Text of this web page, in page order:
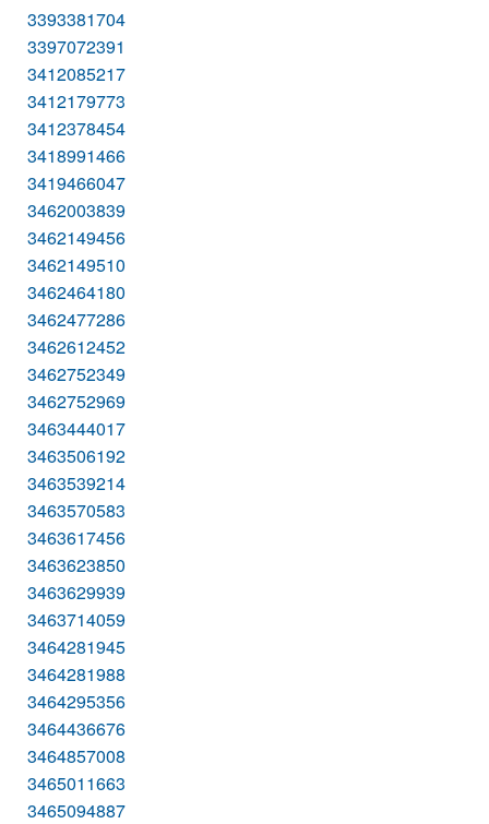
3393381704
3397072391
3412085217
3412179773
3412378454
3418991466
3419466047
3462003839
3462149456
3462149510
3462464180
3462477286
3462612452
3462752349
3462752969
3463444017
3463506192
3463539214
3463570583
3463617456
3463623850
3463629939
3463714059
3464281945
3464281988
3464295356
3464436676
3464857008
3465011663
3465094887